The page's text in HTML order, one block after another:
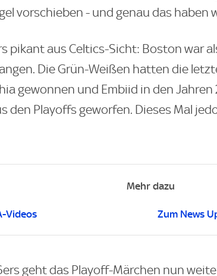
vorschieben - und genau das haben
pikant aus Celtics-Sicht: Boston war
Die Grün-Weißen hatten die
gewonnen und Embiid in den
den Playoffs geworfen. Dieses Mal
Mehr dazu
Videos Zum News
geht das Playoff-Märchen nun